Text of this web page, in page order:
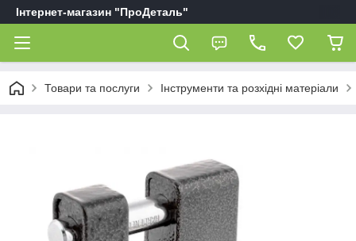
Інтернет-магазин "ПроДеталь"
Товари та послуги Інструменти та розхідні матеріали